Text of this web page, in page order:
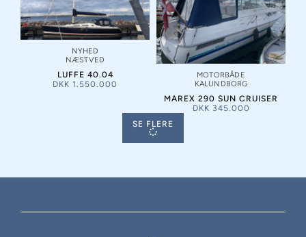
NYHED
NÆSTVED
LUFFE 40.04
DKK 1.550.000
MOTORBÅDE
KALUNDBORG
MAREX 290 SUN CRUISER
DKK 345.000
SE FLERE